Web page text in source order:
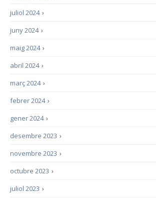
›
juliol 2024
›
juny 2024
›
maig 2024
›
abril 2024
›
març 2024
›
febrer 2024
›
gener 2024
›
desembre 2023
›
novembre 2023
›
octubre 2023
›
juliol 2023